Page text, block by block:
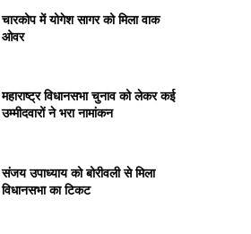
चारकोप में योगेश सागर को मिला वाक
ओवर
महाराष्ट्र विधानसभा चुनाव को लेकर कई
उम्मीदवारों ने भरा नामांकन
संजय उपाध्याय को बोरीवली से मिला
विधानसभा का टिकट